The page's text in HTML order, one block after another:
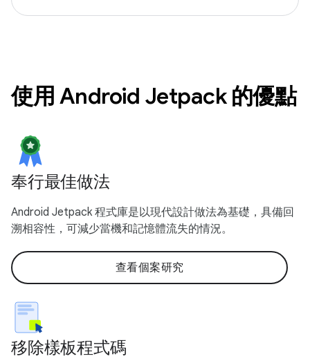
使用 Android Jetpack 的優點
奉行最佳做法
Android Jetpack 程式庫是以現代設計做法為基礎，具備回
溯相容性，可減少當機和記憶體流失的情況。
查看個案研究
移除樣板程式碼